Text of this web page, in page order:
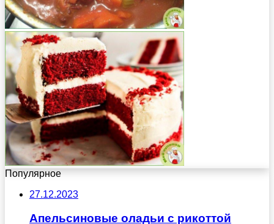
Популярное
27.12.2023
Апельсиновые оладьи с рикоттой